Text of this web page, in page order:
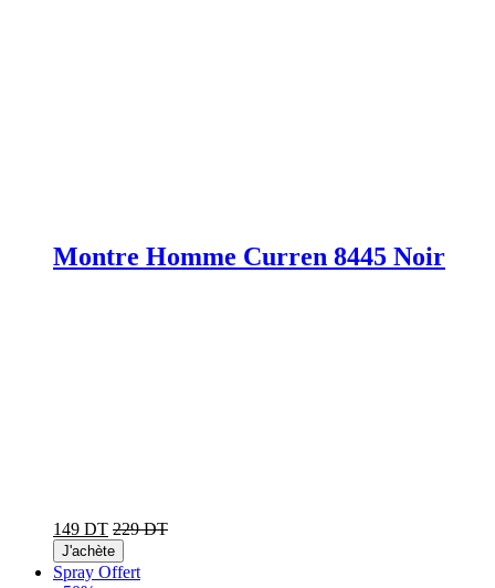
Montre Homme Curren 8445 Noir
149 DT 229 DT
J'achète
Spray Offert